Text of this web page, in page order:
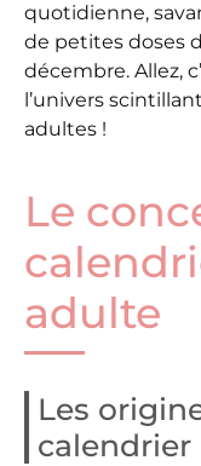
quotidienne,
de petites doses
décembre. Allez,
l’univers
adultes !
Le
adulte
Les
calendrier